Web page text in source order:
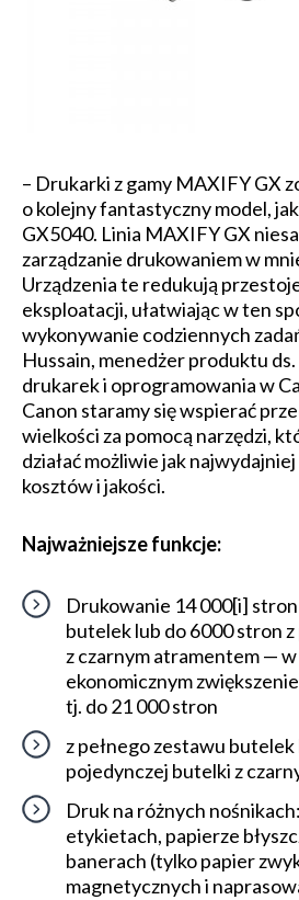
– Drukarki z gamy MAXIFY GX
o kolejny fantastyczny model,
GX5040. Linia MAXIFY GX
zarządzanie drukowaniem w
Urządzenia te redukują
eksploatacji, ułatwiając w ten
wykonywanie codziennych
Hussain, menedżer produktu
drukarek i oprogramo­wania w
Canon staramy się wspierać
wielkości za pomocą narzędzi,
działać możliwie jak
kosztów i jakości.
Najważniejsze funkcje:
Drukowanie 14 000[i]
butelek lub do 6000 stron
z czar­nym atramentem —
ekonomicznym
tj. do 21 000 stron
z peł­nego zestawu
pojedynczej butelki z
Druk na różnych
etykietach, papierze
banerach (tylko papier
magnetycznych i